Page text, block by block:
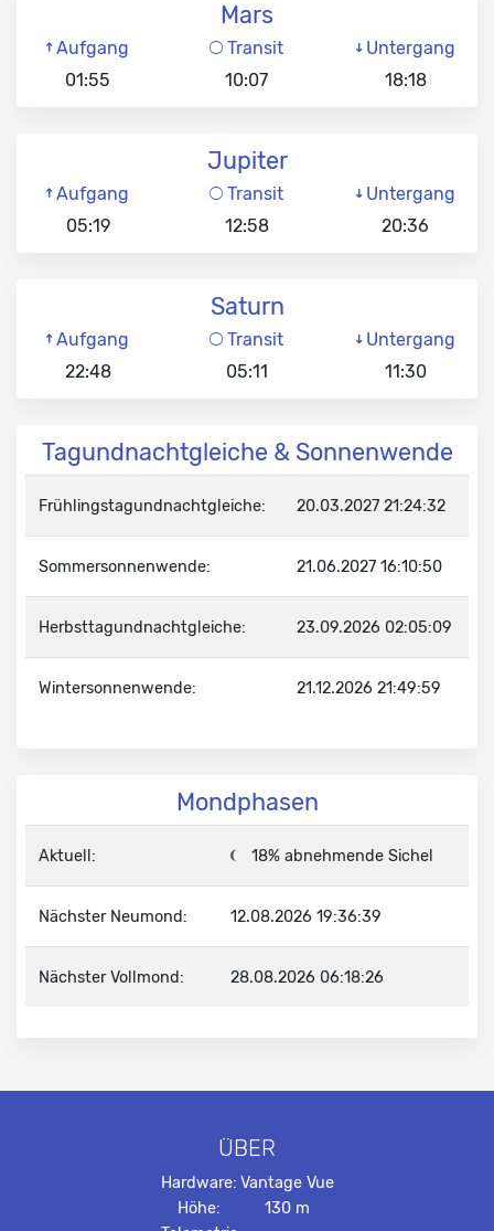
Mars
Aufgang
01:55
Transit
10:07
Untergang
18:18
Jupiter
Aufgang
05:19
Transit
12:58
Untergang
20:36
Saturn
Aufgang
22:48
Transit
05:11
Untergang
11:30
Tagundnachtgleiche & Sonnenwende
Frühlingstagundnachtgleiche: 20.03.2027 21:24:32
Sommersonnenwende: 21.06.2027 16:10:50
Herbsttagundnachtgleiche: 23.09.2026 02:05:09
Wintersonnenwende: 21.12.2026 21:49:59
Mondphasen
Aktuell: 18% abnehmende Sichel
Nächster Neumond: 12.08.2026 19:36:39
Nächster Vollmond: 28.08.2026 06:18:26
ÜBER
Hardware: Vantage Vue
Höhe:
130 m